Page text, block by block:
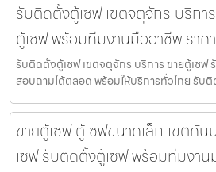
รับติดตั้งตู้เซฟ เขตจตุจักร บริกา
ตู้เซฟ พร้อมทีมงานมืออาชีพ ราค
รับติดตั้งตู้เซฟ เขตจตุจักร บริการ ขายตู้เซ
สอบถามได้ตลอด พร้อมให้บริการทั่วไทย รับ
ขายตู้เซฟ ตู้เซฟขนาดเล็ก เขตคั
เซฟ รับติดตั้งตู้เซฟ พร้อมทีมงา